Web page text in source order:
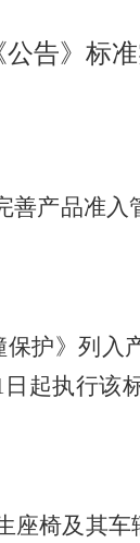
公告》标
善产品准入
护》列入
日起执行该
座椅及其